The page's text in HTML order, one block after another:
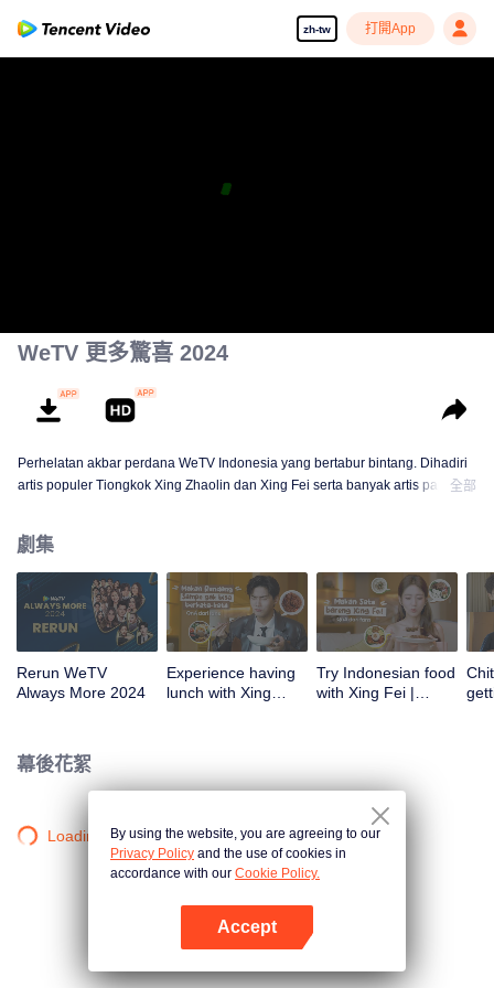
zh-tw 打開App
WeTV 更多驚喜 2024
Perhelatan akbar perdana WeTV Indonesia yang bertabur bintang. Dihadiri
artis populer Tiongkok Xing Zhaolin dan Xing Fei serta banyak artis papan
banyak lagi. Plus penampilan spesial dari Rossa. Di acara ini WeTV
Indonesia juga mengumumkan WeTV Original series yang akan tayang
tahun mendatang.
全部
劇集
Rerun WeTV
Always More 2024
Experience having
lunch with Xing
Try Indonesian food
with Xing Fei |
幕後花絮
Loading…By using the website, you are agreeing to our
Privacy Policy and the use of cookies in
accordance with our Cookie Policy.
Accept